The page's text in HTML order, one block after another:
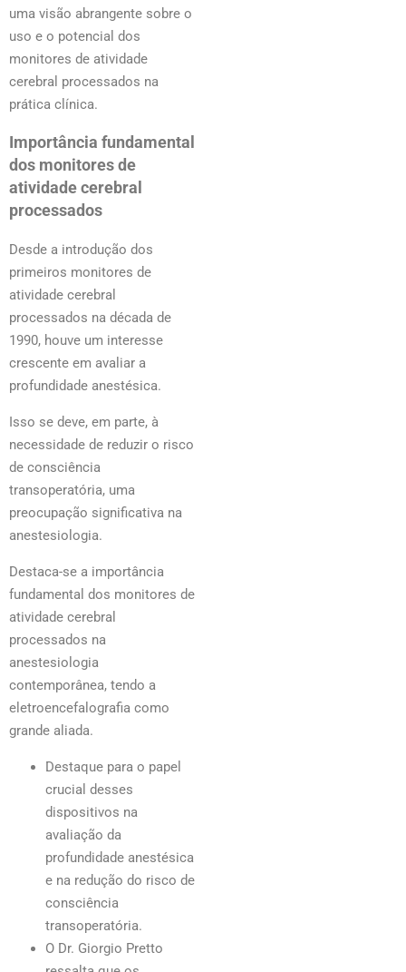
uma visão abrangente sobre o
uso e o potencial dos
monitores de atividade
cerebral processados na
prática clínica.
Importância fundamental
dos monitores de
atividade cerebral
processados
Desde a introdução dos
primeiros monitores de
atividade cerebral
processados na década de
1990, houve um interesse
crescente em avaliar a
profundidade anestésica.
Isso se deve, em parte, à
necessidade de reduzir o risco
de consciência
transoperatória, uma
preocupação significativa na
anestesiologia.
Destaca-se a importância
fundamental dos monitores de
atividade cerebral
processados na
anestesiologia
contemporânea, tendo a
eletroencefalografia como
grande aliada.
Destaque para o papel
crucial desses
dispositivos na
avaliação da
profundidade anestésica
e na redução do risco de
consciência
transoperatória.
O Dr. Giorgio Pretto